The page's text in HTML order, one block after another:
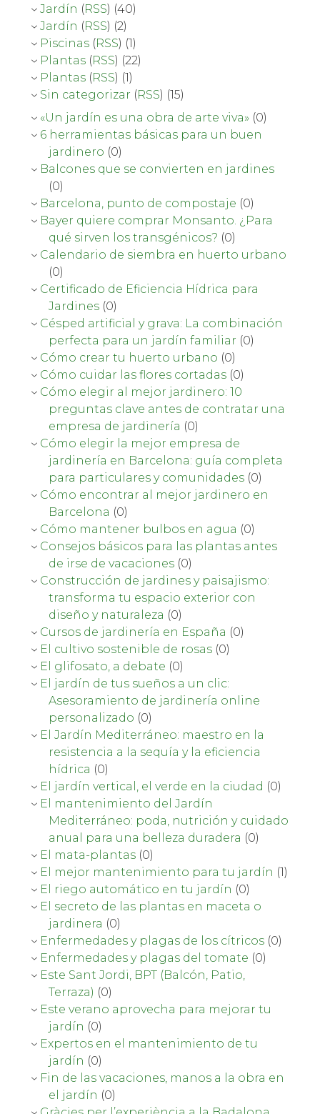
Jardín (RSS) (40)
Jardín (RSS) (2)
Piscinas (RSS) (1)
Plantas (RSS) (22)
Plantas (RSS) (1)
Sin categorizar (RSS) (15)
«Un jardín es una obra de arte viva» (0)
6 herramientas básicas para un buen
jardinero (0)
Balcones que se convierten en jardines
(0)
Barcelona, punto de compostaje (0)
Bayer quiere comprar Monsanto. ¿Para
qué sirven los transgénicos? (0)
Calendario de siembra en huerto urbano
(0)
Certificado de Eficiencia Hídrica para
Jardines (0)
Césped artificial y grava: La combinación
perfecta para un jardín familiar (0)
Cómo crear tu huerto urbano (0)
Cómo cuidar las flores cortadas (0)
Cómo elegir al mejor jardinero: 10
preguntas clave antes de contratar una
empresa de jardinería (0)
Cómo elegir la mejor empresa de
jardinería en Barcelona: guía completa
para particulares y comunidades (0)
Cómo encontrar al mejor jardinero en
Barcelona (0)
Cómo mantener bulbos en agua (0)
Consejos básicos para las plantas antes
de irse de vacaciones (0)
Construcción de jardines y paisajismo:
transforma tu espacio exterior con
diseño y naturaleza (0)
Cursos de jardinería en España (0)
El cultivo sostenible de rosas (0)
El glifosato, a debate (0)
El jardín de tus sueños a un clic:
Asesoramiento de jardinería online
personalizado (0)
El Jardín Mediterráneo: maestro en la
resistencia a la sequía y la eficiencia
hídrica (0)
El jardín vertical, el verde en la ciudad (0)
El mantenimiento del Jardín
Mediterráneo: poda, nutrición y cuidado
anual para una belleza duradera (0)
El mata-plantas (0)
El mejor mantenimiento para tu jardín (1)
El riego automático en tu jardín (0)
El secreto de las plantas en maceta o
jardinera (0)
Enfermedades y plagas de los cítricos (0)
Enfermedades y plagas del tomate (0)
Este Sant Jordi, BPT (Balcón, Patio,
Terraza) (0)
Este verano aprovecha para mejorar tu
jardín (0)
Expertos en el mantenimiento de tu
jardín (0)
Fin de las vacaciones, manos a la obra en
el jardín (0)